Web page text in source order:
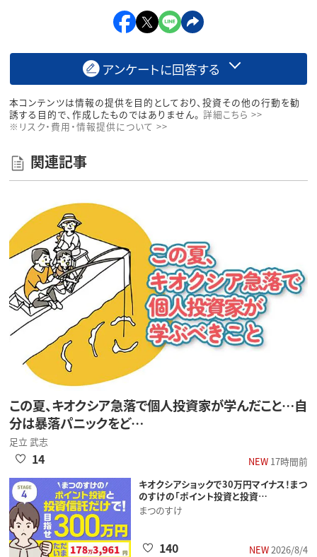
アンケートに回答する
本コンテンツは情報の提供を目的としており、投資その他の行動を勧
誘する目的で、作成したものではありません。 詳細こちら >>
※リスク・費用・情報提供について >>
関連記事
この夏、キオクシア急落で個人投資家が学んだこと…自
分は暴落パニックをど…
足立 武志
NEW17時間前
14
キオクシアショックで30万円マイナス！まつ
のすけの「ポイント投資と投資…
まつのすけ
NEW2026/8/4
140